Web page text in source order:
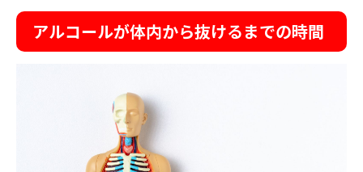
アルコールが体内から抜けるまでの時間